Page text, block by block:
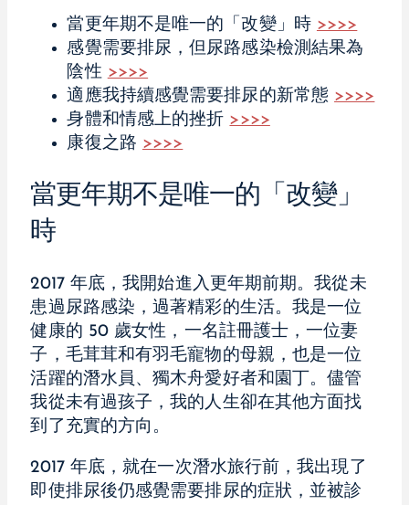
當更年期不是唯一的「改變」時 >>>>
感覺需要排尿，但尿路感染檢測結果為
陰性 >>>>
適應我持續感覺需要排尿的新常態 >>>>
身體和情感上的挫折 >>>>
康復之路 >>>>
當更年期不是唯一的「改變」
時
2017 年底，我開始進入更年期前期。我從未
患過尿路感染，過著精彩的生活。我是一位
健康的 50 歲女性，一名註冊護士，一位妻
子，毛茸茸和有羽毛寵物的母親，也是一位
活躍的潛水員、獨木舟愛好者和園丁。儘管
我從未有過孩子，我的人生卻在其他方面找
到了充實的方向。
2017 年底，就在一次潛水旅行前，我出現了
即使排尿後仍感覺需要排尿的症狀，並被診